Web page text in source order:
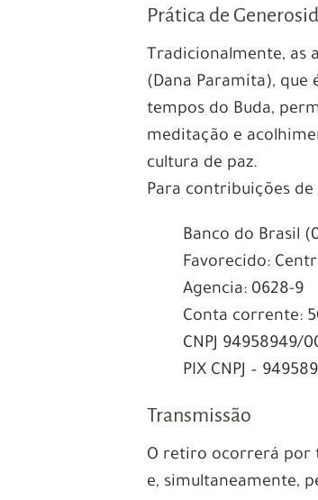
Prática de
Tradicionalmente, as
(Dana Paramita), que
tempos do Buda,
meditação e
cultura de paz.
Para contribuições
Banco do Brasil
Favorecido:
Agencia: 0628-9
Conta corrente:
CNPJ 94958949/
PIX CNPJ –
Transmissão
O retiro ocorrerá por
e, simultaneamente,